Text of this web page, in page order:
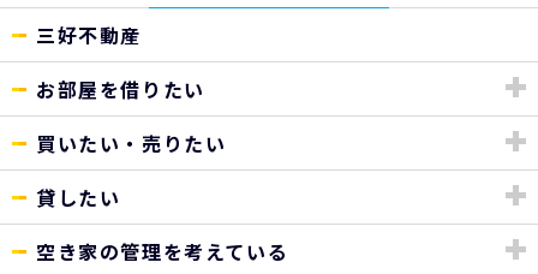
三好不動産
お部屋を借りたい
買いたい・売りたい
貸したい
空き家の管理を考えている